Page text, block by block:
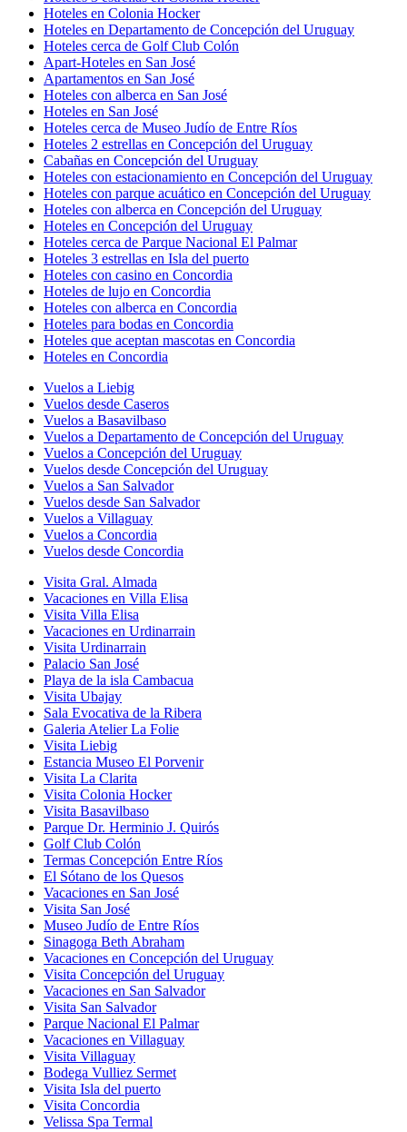
Hoteles en Colonia Hocker
Hoteles en Departamento de Concepción del Uruguay
Hoteles cerca de Golf Club Colón
Apart-Hoteles en San José
Apartamentos en San José
Hoteles con alberca en San José
Hoteles en San José
Hoteles cerca de Museo Judío de Entre Ríos
Hoteles 2 estrellas en Concepción del Uruguay
Cabañas en Concepción del Uruguay
Hoteles con estacionamiento en Concepción del Uruguay
Hoteles con parque acuático en Concepción del Uruguay
Hoteles con alberca en Concepción del Uruguay
Hoteles en Concepción del Uruguay
Hoteles cerca de Parque Nacional El Palmar
Hoteles 3 estrellas en Isla del puerto
Hoteles con casino en Concordia
Hoteles de lujo en Concordia
Hoteles con alberca en Concordia
Hoteles para bodas en Concordia
Hoteles que aceptan mascotas en Concordia
Hoteles en Concordia
Vuelos a Liebig
Vuelos desde Caseros
Vuelos a Basavilbaso
Vuelos a Departamento de Concepción del Uruguay
Vuelos a Concepción del Uruguay
Vuelos desde Concepción del Uruguay
Vuelos a San Salvador
Vuelos desde San Salvador
Vuelos a Villaguay
Vuelos a Concordia
Vuelos desde Concordia
Visita Gral. Almada
Vacaciones en Villa Elisa
Visita Villa Elisa
Vacaciones en Urdinarrain
Visita Urdinarrain
Palacio San José
Playa de la isla Cambacua
Visita Ubajay
Sala Evocativa de la Ribera
Galeria Atelier La Folie
Visita Liebig
Estancia Museo El Porvenir
Visita La Clarita
Visita Colonia Hocker
Visita Basavilbaso
Parque Dr. Herminio J. Quirós
Golf Club Colón
Termas Concepción Entre Ríos
El Sótano de los Quesos
Vacaciones en San José
Visita San José
Museo Judío de Entre Ríos
Sinagoga Beth Abraham
Vacaciones en Concepción del Uruguay
Visita Concepción del Uruguay
Vacaciones en San Salvador
Visita San Salvador
Parque Nacional El Palmar
Vacaciones en Villaguay
Visita Villaguay
Bodega Vulliez Sermet
Visita Isla del puerto
Visita Concordia
Velissa Spa Termal